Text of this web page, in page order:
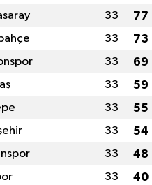
33 77
33 73
33 69
33 59
33 55
33 54
33 48
33 40